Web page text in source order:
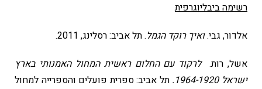
רשימה ביבליוגרפית
אלדור, גבי.ואיך רוקד הגמל. תל אביב: רסלינג, 2011.
­­­אשל, רות.לרקוד עם החלום ראשית המחול האמנותי בארץ
ישראל 1964-1920.
תל אביב: ספרית פועלים והספרייה למחול